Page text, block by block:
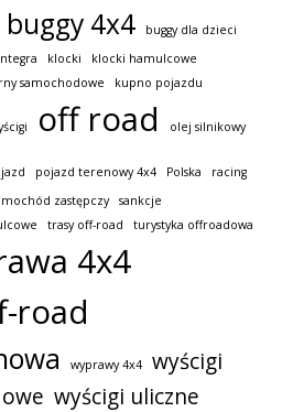
buggy 4x4
buggy dla dzieci
klocki
klocki hamulcowe
samochodowe kupno pojazdu
off road olej silnikowy
pojazd terenowy 4x4 Polska
racing
zastępczy
sankcje
trasy off-road turystyka offroadowa
4x4
road
wyprawy 4x4
wyścigi
wyścigi uliczne